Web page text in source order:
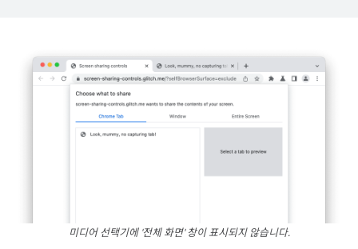
미디어 선택기에 '전체 화면' 창이 표시되지 않습니다.